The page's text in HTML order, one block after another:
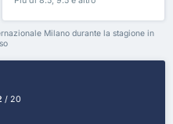
Milano durante la stagione in
/ 20